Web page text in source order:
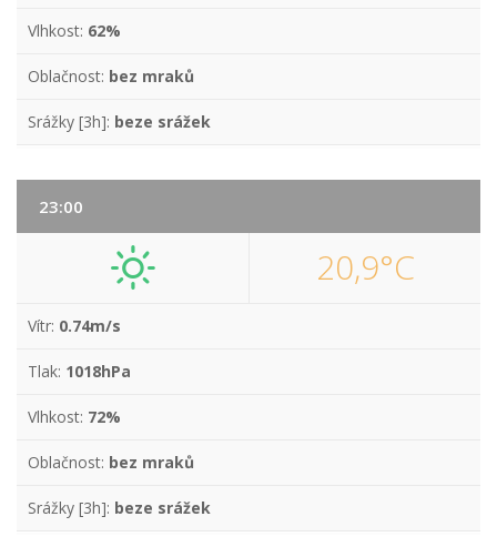
Vlhkost: 62%
Oblačnost: bez mraků
Srážky [3h]: beze srážek
23:00
20,9°C
Vítr: 0.74m/s
Tlak: 1018hPa
Vlhkost: 72%
Oblačnost: bez mraků
Srážky [3h]: beze srážek